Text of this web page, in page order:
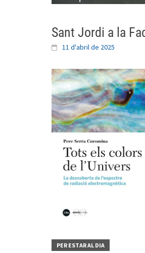
Sant Jordi a la
11 d'abril de 2025
PER ESTAR AL DIA